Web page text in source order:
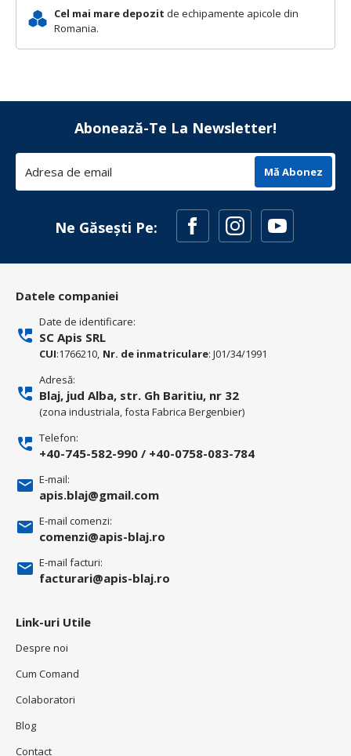
Cel mai mare depozit de echipamente apicole din
Romania.
Abonează-Te La Newsletter!
Mă Abonez
Ne Găsești Pe:
Datele companiei
Date de identificare:
SC Apis SRL
CUI:1766210, Nr. de inmatriculare: J01/34/1991
Adresă:
Blaj, jud Alba, str. Gh Baritiu, nr 32
(zona industriala, fosta Fabrica Bergenbier)
Telefon:
+40-745-582-990 / +40-0758-083-784
E-mail:
apis.blaj@gmail.com
E-mail comenzi:
comenzi@apis-blaj.ro
E-mail facturi:
facturari@apis-blaj.ro
Link-uri Utile
Despre noi
Cum Comand
Colaboratori
Blog
Contact